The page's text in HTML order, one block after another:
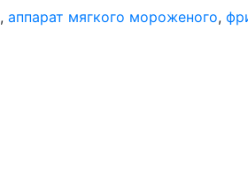
, аппарат мягкого мороженого,